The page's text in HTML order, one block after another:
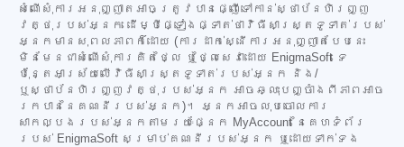
សំណើសុំការអនុញ្ញាតអាចត្រូវបានផ្ញើទៅកាន់ស្ថាប័នហិរញ្ញ
វត្ថុរបស់អ្នក ដើម្បីផ្ទៀងផ្ទាត់ថាវិធីសាស្ត្រទូទាត់របស់
អ្នកមានសុពលភាពក៏ដោយ (ការដាក់ស្នើការអនុញ្ញាតបែបនេះ
មិនមែនជាសំណើសុំការគិតថ្លៃ ឬថ្លៃសេវាដោយ EnigmaSoft ទេ
ប៉ុន្តែអាស្រ័យលើវិធីសាស្ត្រទូទាត់របស់អ្នក និង/
ឬស្ថាប័នហិរញ្ញវត្ថុរបស់អ្នក អាចឆ្លុះបញ្ចាំងពីភាពអាច
រកបាននៃគណនីរបស់អ្នក)។ អ្នកអាចលុបចោលការ
សាកល្បងរបស់អ្នកតាមរយៈផ្នែក MyAccount នៃគេហទំព័រ
របស់ EnigmaSoft សម្រាប់គណនីរបស់អ្នក ឬដោយទាក់ទង